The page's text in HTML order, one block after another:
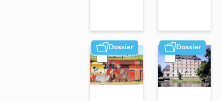
Dossier Dossier